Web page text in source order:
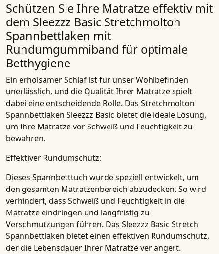
Schützen Sie Ihre Matratze effektiv mit
dem Sleezzz Basic Stretchmolton
Spannbettlaken mit
Rundumgummiband für optimale
Betthygiene
Ein erholsamer Schlaf ist für unser Wohlbefinden
unerlässlich, und die Qualität Ihrer Matratzespielt
dabei eine entscheidende Rolle. Das Stretchmolton
Spannbettlaken Sleezzz Basic bietet die ideale Lösung,
um Ihre Matratzevor Schweiß und Feuchtigkeit zu
bewahren.
Effektiver Rundumschutz:
Dieses Spannbetttuch wurde speziell entwickelt, um
den gesamten Matratzenbereich abzudecken. So wird
verhindert, dass Schweiß und Feuchtigkeit in die
Matratze eindringen und langfristig zu
Verschmutzungen führen. Das Sleezzz Basic Stretch
Spannbettlaken bietet einen effektiven Rundumschutz,
der die Lebensdauer Ihrer Matratzeverlängert.